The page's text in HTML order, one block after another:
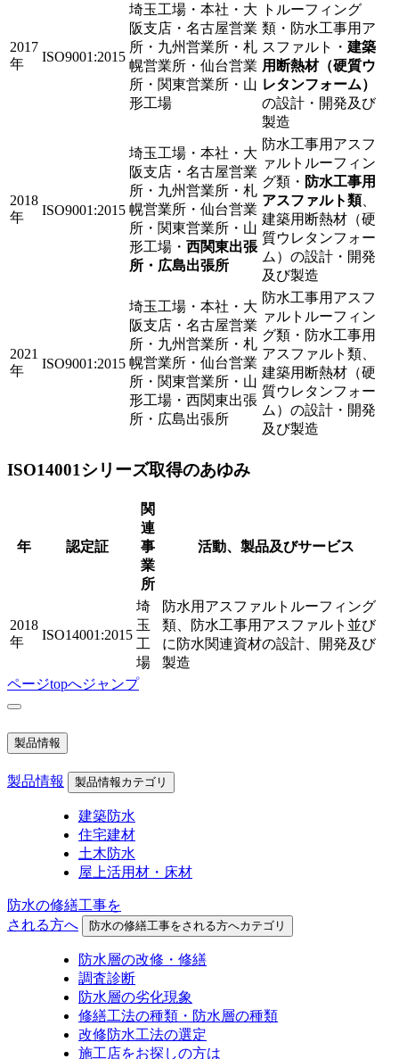
2017
年
ISO9001:2015
埼玉工場・本社・大
阪支店・名古屋営業
所・九州営業所・札
幌営業所・仙台営業
所・関東営業所・山
形工場
トルーフィング
類・防水工事用ア
スファルト・ 建築
用断熱材（硬質ウ
レタンフォーム）
の設計・開発及び
製造
2018
年
ISO9001:2015
埼玉工場・本社・大
阪支店・名古屋営業
所・九州営業所・札
幌営業所・仙台営業
所・関東営業所・山
形工場・ 西関東出張
所・広島出張所
防水工事用アスフ
ァルトルーフィン
グ類・ 防水工事用
アスファルト類、
建築用断熱材（硬
質ウレタンフォー
ム）の設計・開発
及び製造
2021
年
ISO9001:2015
埼玉工場・本社・大
阪支店・名古屋営業
所・九州営業所・札
幌営業所・仙台営業
所・関東営業所・山
形工場・西関東出張
所・広島出張所
防水工事用アスフ
ァルトルーフィン
グ類・防水工事用
アスファルト類、
建築用断熱材（硬
質ウレタンフォー
ム）の設計・開発
及び製造
ISO14001シリーズ取得のあゆみ
年 認定証
関
連
事
業
所
活動、製品及びサービス
2018
年
ISO14001:2015
埼
玉
工
場
防水用アスファルトルーフィング
類、防水工事用アスファルト並び
に防水関連資材の設計、開発及び
製造
ページtopへジャンプ
製品情報
製品情報 製品情報カテゴリ
建築防水
住宅建材
土木防水
屋上活用材・床材
防水の修繕工事を
される方へ
防水の修繕工事をされる方へカテゴリ
防水層の改修・修繕
調査診断
防水層の劣化現象
修繕工法の種類・防水層の種類
改修防水工法の選定
施工店をお探しの方は